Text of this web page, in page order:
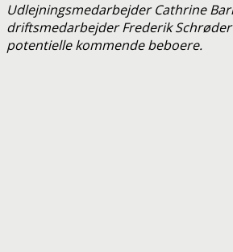
Udlejningsmedarbejder Cathrine
driftsmedarbejder Frederik
potentielle kommende beboere.